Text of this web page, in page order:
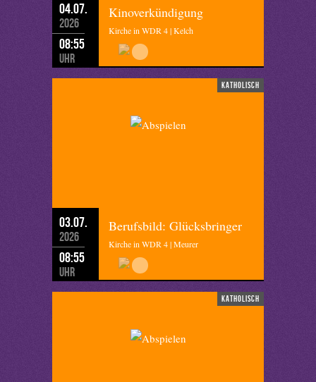
04.07.
2026
08:55
Uhr
Kinoverkündigung
Kirche in WDR 4 | Kelch
katholisch
03.07.
2026
08:55
Uhr
Berufsbild: Glücksbringer
Kirche in WDR 4 | Meurer
katholisch